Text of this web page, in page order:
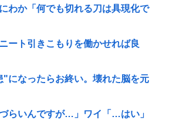
わか「何でも切れる刀は具現化で
ート引きこもりを働かせれば良
になったらお終い。壊れた脳を元
らいんですが…」ワイ「…はい」